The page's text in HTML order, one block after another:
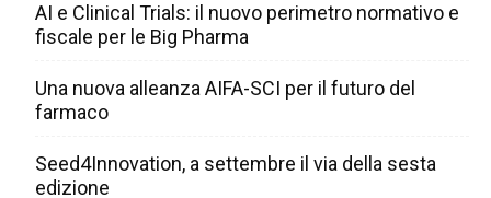
AI e Clinical Trials: il nuovo perimetro normativo e
fiscale per le Big Pharma
Una nuova alleanza AIFA-SCI per il futuro del
farmaco
Seed4Innovation, a settembre il via della sesta
edizione